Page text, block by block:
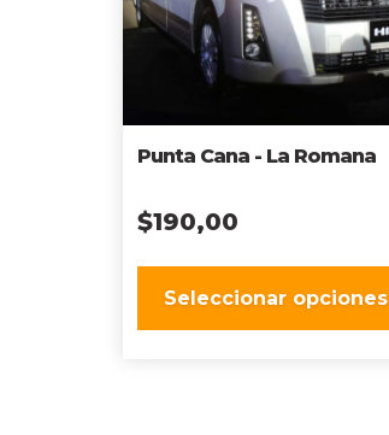
Punta Cana - La Romana
$190,00
Seleccionar opciones